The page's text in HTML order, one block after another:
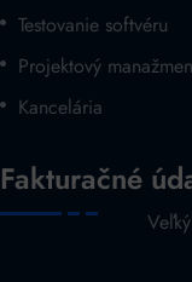
Testovanie softvéru
Projektový
Kancelária
Fakturačné